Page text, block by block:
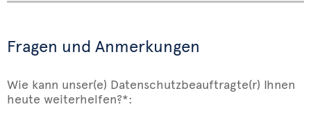
Fragen und Anmerkungen
Wie kann unser(e) Datenschutzbeauftragte(r) Ihnen
heute weiterhelfen?*: